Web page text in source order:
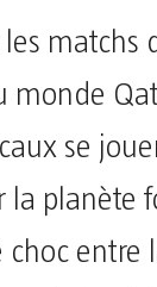
matchs
monde
se
planète
entre